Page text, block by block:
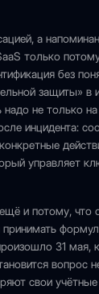
а
только
без
защиты» в
не только
инцидента:
управляет
и потому, что
31 мая,
вопрос
свои